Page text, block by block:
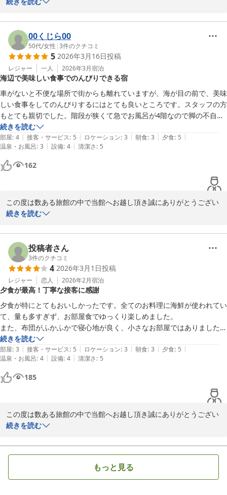
またお忙しい中、大変寛容なお声を早速にお寄せ頂き心より感謝申
し上げます。
お客様に山田屋の味をご堪能頂き、またお口に合ったご様子でうれ
しい限りです。
当館は設備等華美ではございませんので、お食事を愉しんで頂ける
様にソフト面を充実させる様日々、精進しております。
しかしながら、お風呂・脱衣所にベビーチェア等が無いことで、大
変ご不便をおかけしました。
貴重なご意見を賜りました事心より御礼申し上げます。
今後の業務改善の際の参考にさせていただきます。
11月上旬より松葉ガニのシーズンが参りますので、
どうぞ鳥取へお越しの際はまたご家族皆様にお会いできるのを楽し
みにしております。
この度はお忙しい中、口コミ投稿を賜りました事
味覚のお宿　山田屋　従業員一同
味覚のお宿 山田屋
2026-06-23
00くじら00
50代/女性 |3件のクチコミ
5 2026年3月16日投稿
レジャー 一人 2026年3月宿泊
海辺で美味しい食事でのんびりできる宿
車がないと不便な場所で街からも離れていますが、海が目の前で、美味
しい食事をしてのんびりするにはとても良いところです。スタッフの方
もとても親切でした。階段が狭くて急でお風呂が4階なので脚の不自由
な方にはおすすめできません。
続きを読む
部屋: 4 | 接客・サービス: 5 | ロケーション: 3 | 朝食: 3 | 夕食: 5 |
温泉・お風呂: 3 | 設備: 4 | 清潔さ: 5
162
この度は数ある旅館の中で当館へお越し頂き誠にありがとうござい
ます。
またお忙しい中、大変寛容なお声を早速にお寄せ頂き心より感謝申
し上げます。
お客様に山田屋の味をご堪能頂き、またお口に合ったご様子でうれ
しい限りです。
当館の４階にございます展望風呂は、窓の外に日本海の雄大な景色
が一望できます。
広々とした展望風呂にゆっくり浸かって日々の疲れを癒していただ
けておりましたら幸いにございます。
しかしながら階段でのご移動、大変にご不便をおかけしました。
当館は設備等華美ではございませんので、お食事を愉しんで頂ける
様にソフト面を充実させる様日々、精進しております。
今の時季は鳥取の名物「白イカ」や岩牡蠣「夏輝」が旬を迎えてお
りますので、ぜひ鳥取へお出掛けの際はまたお立ち寄りくださいま
せ。
この度は、寛容なお声を口コミ投稿頂き誠にありがとうございまし
どうぞご自愛くださいませ。
2026-06-11
続きを読む
投稿者さん
3件のクチコミ
4 2026年3月1日投稿
レジャー 恋人 2026年2月宿泊
夕食が最高！丁寧な接客に感謝
夕食が特にとてもおいしかったです。全てのお料理に海鮮が使われてい
て、量も多すぎず、お部屋食でゆっくり楽しめました。
また、布団がふかふかで寝心地が良く、小さなお部屋ではありましたが
ゆっくり休めました。
スタッフの方にも丁寧な接客をしていただきました。
ありがとうございました。
続きを読む
部屋: 3 | 接客・サービス: 5 | ロケーション: 3 | 朝食: 3 | 夕食: 5 |
温泉・お風呂: 4 | 設備: 4 | 清潔さ: 5
185
この度は数ある旅館の中で当館へお越し頂き誠にありがとうござい
ます。
またお忙しい中、大変寛容なお声を早速にお寄せ頂き心より感謝申
し上げます。
夕食とサービスに高評価を賜り大変嬉しく存じます。四季を通じて
お越し頂き楽しめる様に、お料理は日々献立をその時その時に巡り
続きを読む
もっと見る